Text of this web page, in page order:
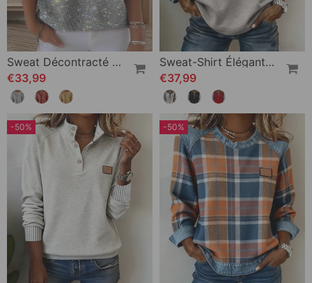
Sweat Décontracté À Col Rond
€33,99
Sweat-Shirt Élégant En Patchwork De Denim À Manches Longues
€37,99
-50% -50%